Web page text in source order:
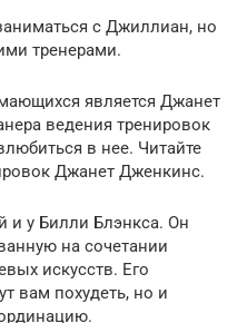
с Джиллиан, но
тренерами.
является Джанет
ведения тренировок
в нее. Читайте
Джанет Дженкинс.
и у Билли Блэнкса. Он
на сочетании
искусств. Его
вам похудеть, но и